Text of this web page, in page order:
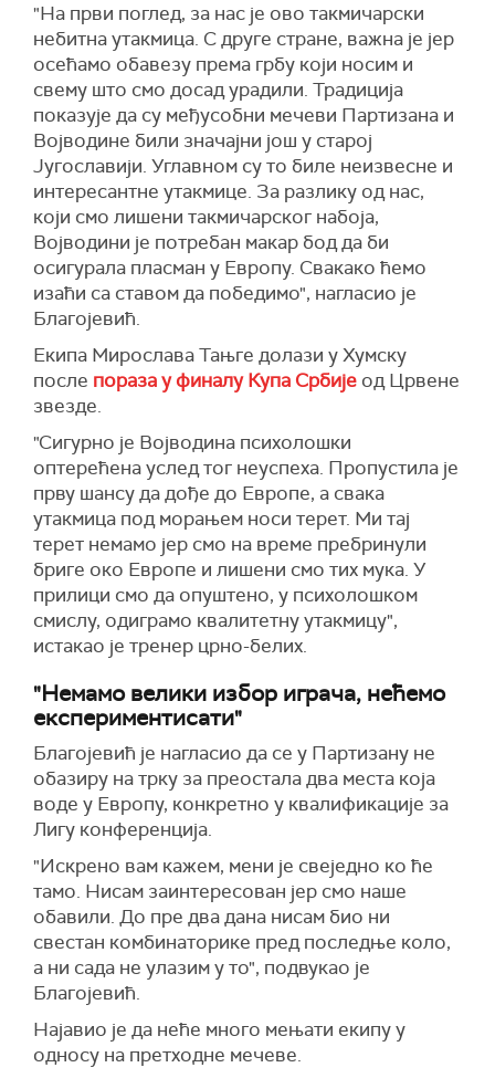
"На први поглед, за нас је ово такмичарски
небитна утакмица. С друге стране, важна је јер
осећамо обавезу према грбу који носим и
свему што смо досад урадили. Традиција
показује да су међусобни мечеви Партизана и
Војводине били значајни још у старој
Југославији. Углавном су то биле неизвесне и
интересантне утакмице. За разлику од нас,
који смо лишени такмичарског набоја,
Војводини је потребан макар бод да би
осигурала пласман у Европу. Свакако ћемо
изаћи са ставом да победимо", нагласио је
Благојевић.
Екипа Мирослава Тањге долази у Хумску
после пораза у финалу Купа Србије од Црвене
звезде.
"Сигурно је Војводина психолошки
оптерећена услед тог неуспеха. Пропустила је
прву шансу да дође до Европе, а свака
утакмица под морањем носи терет. Ми тај
терет немамо јер смо на време пребринули
бриге око Европе и лишени смо тих мука. У
прилици смо да опуштено, у психолошком
смислу, одиграмо квалитетну утакмицу",
истакао је тренер црно-белих.
"Немамо велики избор играча, нећемо
експериментисати"
Благојевић је нагласио да се у Партизану не
обазиру на трку за преостала два места која
воде у Европу, конкретно у квалификације за
Лигу конференција.
"Искрено вам кажем, мени је свеједно ко ће
тамо. Нисам заинтересован јер смо наше
обавили. До пре два дана нисам био ни
свестан комбинаторике пред последње коло,
а ни сада не улазим у то", подвукао је
Благојевић.
Најавио је да неће много мењати екипу у
односу на претходне мечеве.